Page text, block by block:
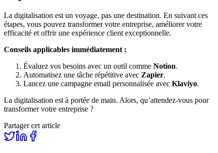
La digitalisation est un voyage, pas une destination. En suivant ces
étapes, vous pouvez transformer votre entreprise, améliorer votre
efficacité et offrir une expérience client exceptionnelle.
Conseils applicables immédiatement :
Évaluez vos besoins avec un outil comme Notion.
Automatisez une tâche répétitive avec Zapier.
Lancez une campagne email personnalisée avec Klaviyo.
La digitalisation est à portée de main. Alors, qu’attendez-vous pour
transformer votre entreprise ?
Partager cet article